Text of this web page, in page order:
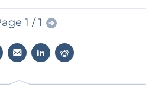
relatifou différentiel qui
à zéro central la
entre l’intérieur d’une
le recyclage d’
connues descircuits
1 / 1